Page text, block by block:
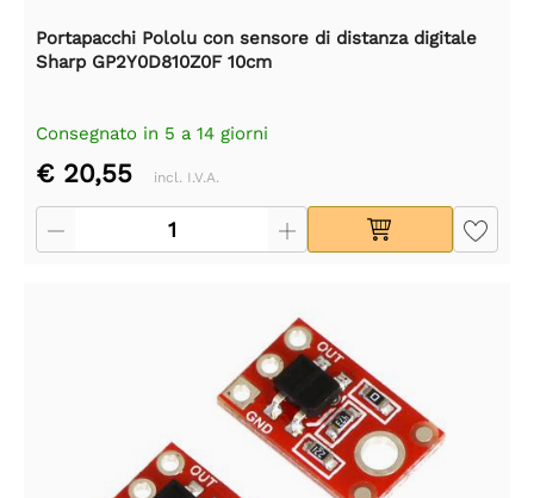
Portapacchi Pololu con sensore di distanza digitale
Sharp GP2Y0D810Z0F 10cm
Consegnato in 5 a 14 giorni
€ 20,55 incl. I.V.A.